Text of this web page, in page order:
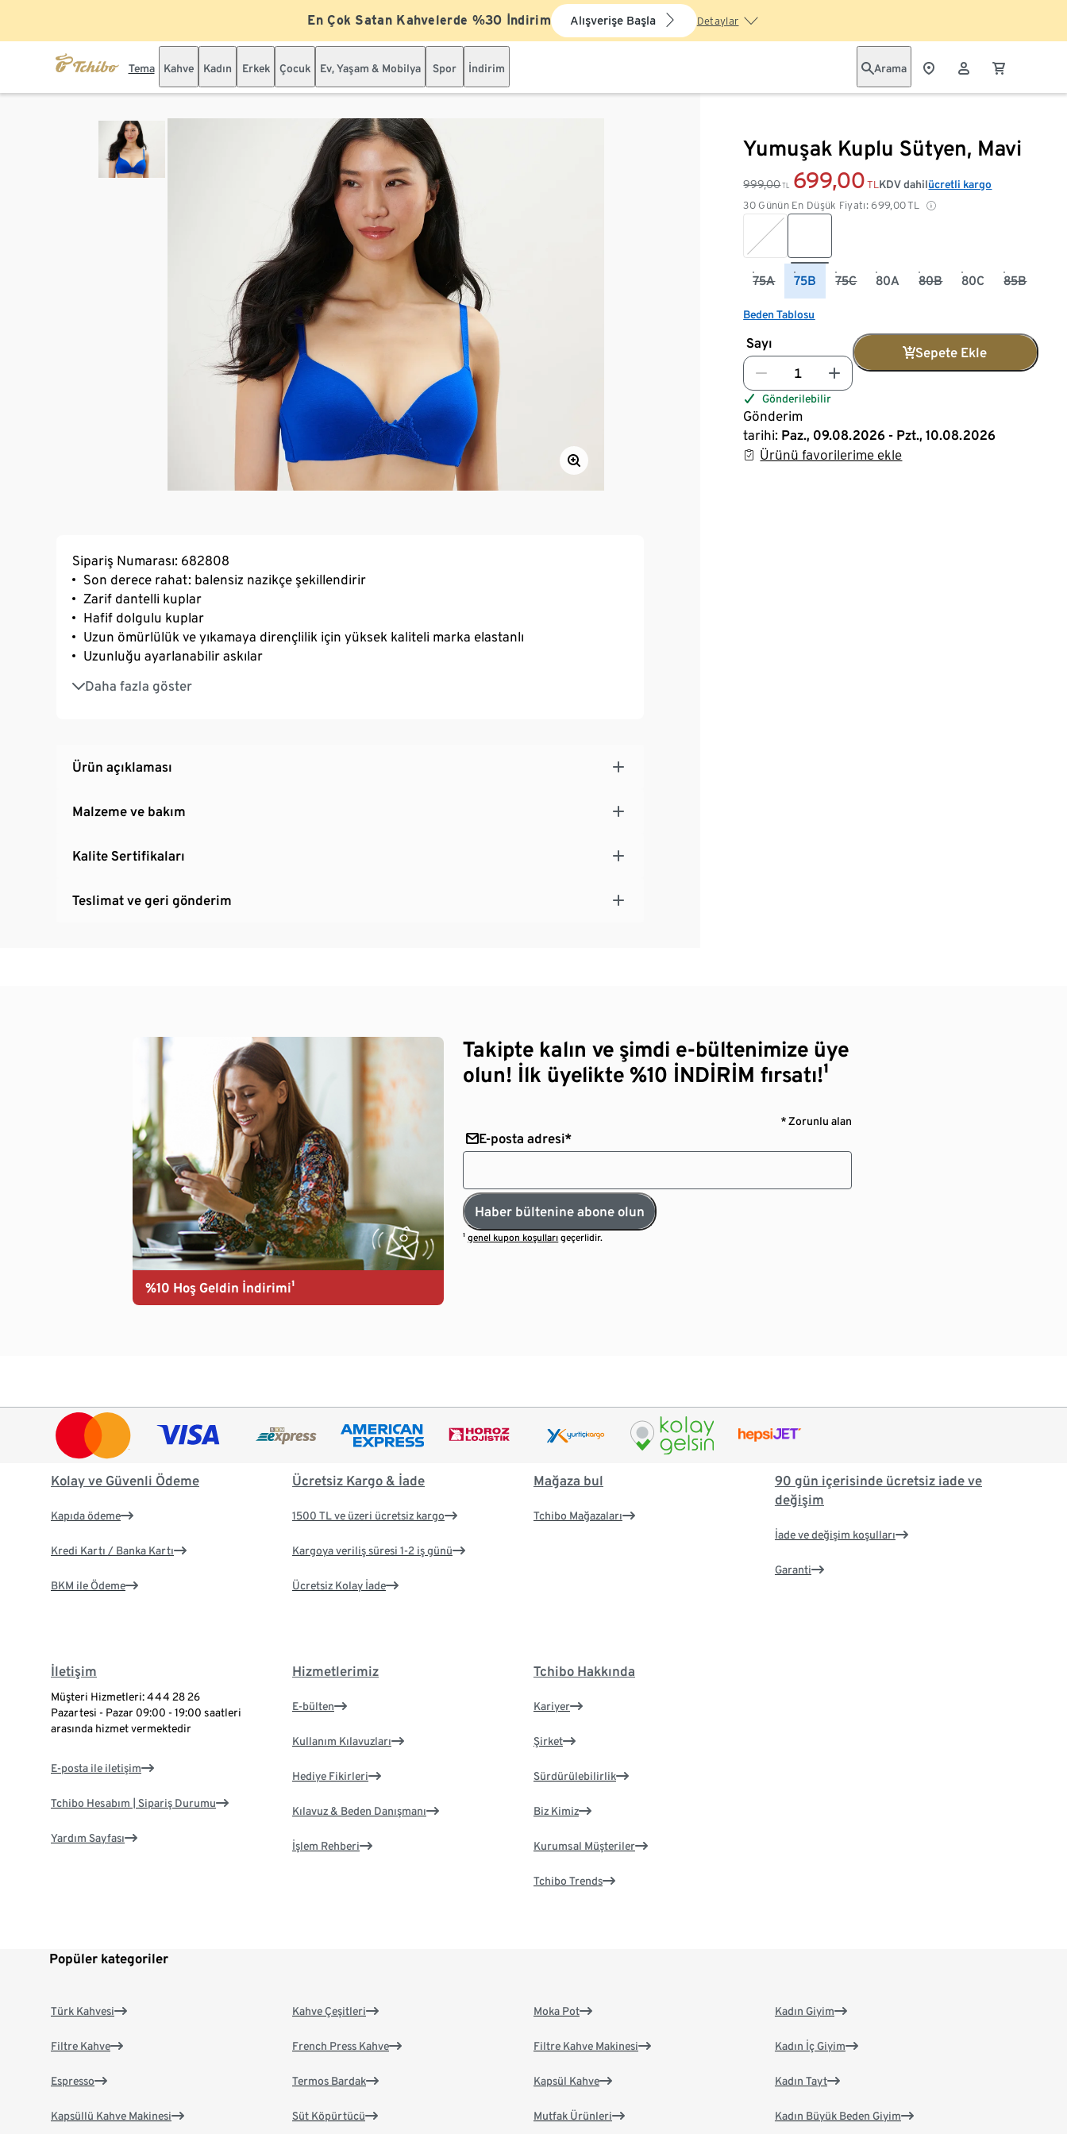
En Çok Satan Kahvelerde %30 İndirim Alışverişe Başla Detaylar
Tema Kahve Kadın Erkek Çocuk Ev, Yaşam & Mobilya Spor İndirim Arama
Yumuşak Kuplu Sütyen, Mavi
999,00 TL 699,00 TL
30 Günün En Düşük Fiyatı: 699,00TL
KDV dahilücretli kargo
75A 75B 75C 80A 80B 80C 85B
Beden Tablosu
Sayı
Sepete Ekle
Gönderilebilir
Gönderim
tarihi: Paz., 09.08.2026 - Pzt., 10.08.2026
Ürünü favorilerime ekle
Sipariş Numarası: 682808
Son derece rahat: balensiz nazikçe şekillendirir
Zarif dantelli kuplar
Hafif dolgulu kuplar
Uzun ömürlülük ve yıkamaya dirençlilik için yüksek kaliteli marka elastanlı
Uzunluğu ayarlanabilir askılar
Daha fazla göster
3 kademede ayarlanabilen SoftSeal® kopça
Ürün açıklaması
Malzeme ve bakım
Kalite Sertifikaları
Teslimat ve geri gönderim
%10 Hoş Geldin İndirimi¹
Takipte kalın ve şimdi e-bültenimize üye
olun! İlk üyelikte %10 İNDİRİM fırsatı!¹
* Zorunlu alan
E-posta adresi*
Haber bültenine abone olun
¹genel kupon koşulları geçerlidir.
Kolay ve Güvenli Ödeme
Kapıda ödeme
Kredi Kartı / Banka Kartı
BKM ile Ödeme
Ücretsiz Kargo & İade
1500 TL ve üzeri ücretsiz kargo
Kargoya veriliş süresi 1-2 iş günü
Ücretsiz Kolay İade
Mağaza bul
Tchibo Mağazaları
90 gün içerisinde ücretsiz iade ve
değişim
İade ve değişim koşulları
Garanti
İletişim
Müşteri Hizmetleri: 444 28 26
Pazartesi - Pazar 09:00 - 19:00 saatleri
arasında hizmet vermektedir
E-posta ile iletişim
Tchibo Hesabım | Sipariş Durumu
Yardım Sayfası
Hizmetlerimiz
E-bülten
Kullanım Kılavuzları
Hediye Fikirleri
Kılavuz & Beden Danışmanı
İşlem Rehberi
Tchibo Hakkında
Kariyer
Şirket
Sürdürülebilirlik
Biz Kimiz
Kurumsal Müşteriler
Tchibo Trends
Popüler kategoriler
Türk Kahvesi
Filtre Kahve
Espresso
Kapsüllü Kahve Makinesi
Kahve Çeşitleri
French Press Kahve
Termos Bardak
Süt Köpürtücü
Moka Pot
Filtre Kahve Makinesi
Kapsül Kahve
Mutfak Ürünleri
Kadın Giyim
Kadın İç Giyim
Kadın Tayt
Kadın Büyük Beden Giyim